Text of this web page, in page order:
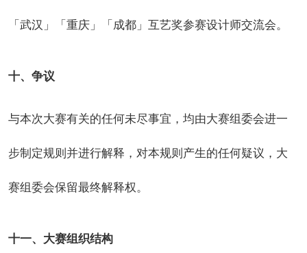
「武汉」「重庆」「成都」互艺奖参赛设计师交流会。
十、争议
与本次大赛有关的任何未尽事宜，均由大赛组委会进一
步制定规则并进行解释，对本规则产生的任何疑议，大
赛组委会保留最终解释权。
十一、大赛组织结构